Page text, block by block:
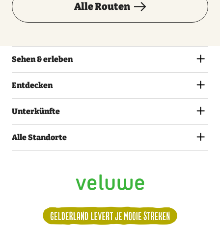
Alle Routen
Sehen & erleben
Entdecken
Unterkünfte
Alle Standorte